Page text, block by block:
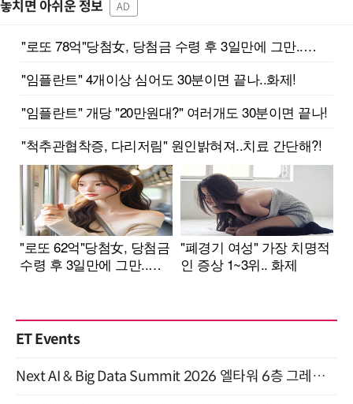
놓치면 아쉬운 정보 AD
ET Events
Next AI & Big Data Summit 2026 엘타워 6층 그레이스홀 개최 (9/18)